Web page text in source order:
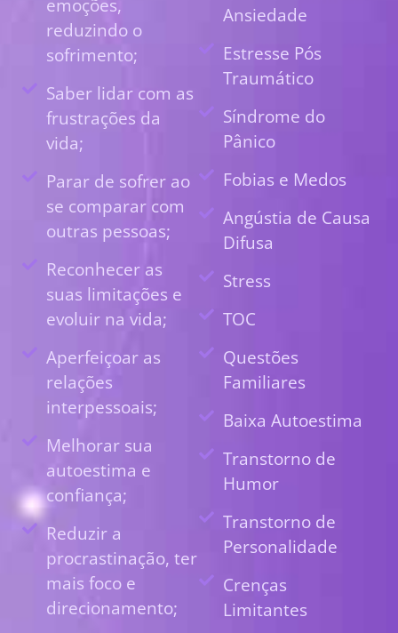
emoções,
reduzindo o
sofrimento;
Saber lidar com as
frustrações da
vida;
Parar de sofrer ao
se comparar com
outras pessoas;
Reconhecer as
suas limitações e
evoluir na vida;
Aperfeiçoar as
relações
interpessoais;
Melhorar sua
autoestima e
confiança;
Reduzir a
procrastinação, ter
mais foco e
direcionamento;
Ansiedade
Estresse Pós
Traumático
Síndrome do
Pânico
Fobias e Medos
Angústia de Causa
Difusa
Stress
TOC
Questões
Familiares
Baixa Autoestima
Transtorno de
Humor
Transtorno de
Personalidade
Crenças
Limitantes